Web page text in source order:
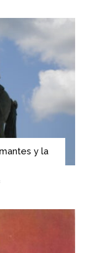
y la